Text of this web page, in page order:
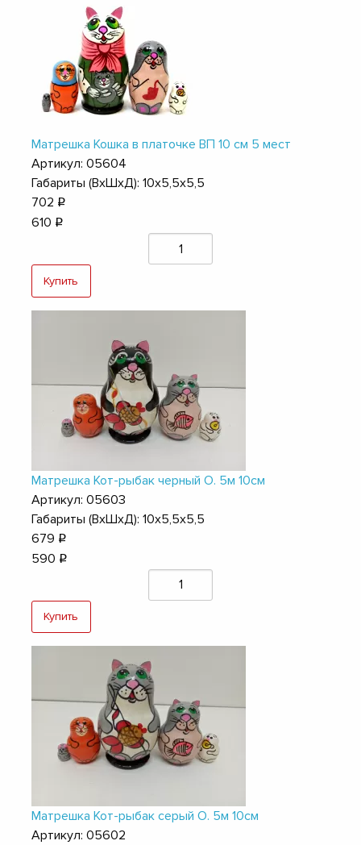
Матрешка Кошка в платочке ВП 10 см 5 мест
Артикул: 05604
Габариты (ВхШхД): 10х5,5х5,5
702 q
610 q
Купить
Матрешка Кот-рыбак черный О. 5м 10см
Артикул: 05603
Габариты (ВхШхД): 10х5,5х5,5
679 q
590 q
Купить
Матрешка Кот-рыбак серый О. 5м 10см
Артикул: 05602